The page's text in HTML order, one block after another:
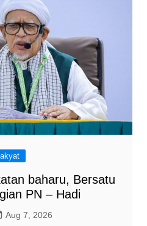
baharu, Bersatu
PN – Hadi
Aug 7, 2026